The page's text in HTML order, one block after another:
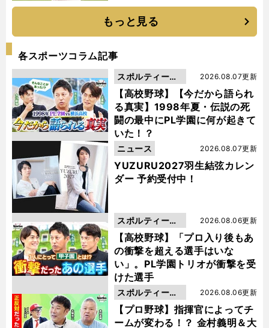
もっと見る
各スポーツコラム記事
【高校野球】【今だから語られ
る真実】1998年夏・伝説の死
闘の最中にPL学園に何が起きて
いた！？
2026.08.07更新
スポルティーバ
動画
YUZURU2027羽生結弦カレン
ダー 予約受付中！
2026.08.07更新
ニュース
【高校野球】「プロ入り後もあ
の衝撃を超える選手はいな
い」。PL学園トリオが衝撃を受
けた選手
2026.08.06更新
スポルティーバ
動画
【プロ野球】指揮官によってチ
ームが変わる！？ 金村義明＆大
2026.08.06更新
スポルティーバ
動画